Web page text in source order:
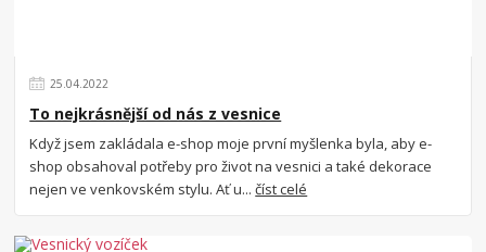
25.04.2022
To nejkrásnější od nás z vesnice
Když jsem zakládala e-shop moje první myšlenka byla, aby e-
shop obsahoval potřeby pro život na vesnici a také dekorace
nejen ve venkovském stylu. Ať u...číst celé